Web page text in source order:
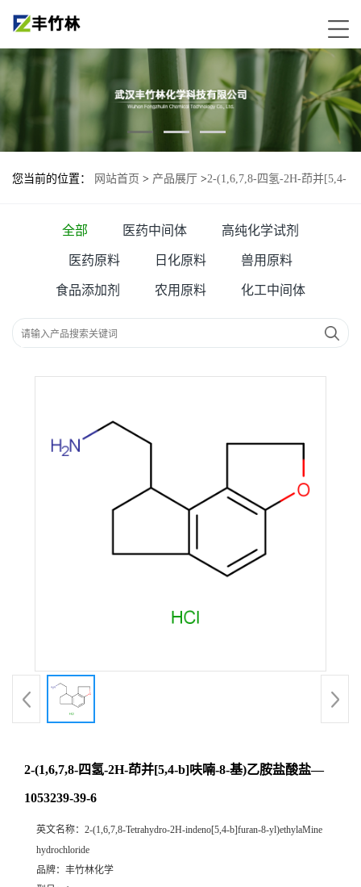
您当前的位置： 网站首页 > 产品展厅 >2-(1,6,7,8-四氢-2H-茚并[5,4-
全部 医药中间体 高纯化学试剂
医药原料 日化原料 兽用原料
食品添加剂 农用原料 化工中间体
2-(1,6,7,8-四氢-2H-茚并[5,4-b]呋喃-8-基)乙胺盐酸盐—
1053239-39-6
英文名称： 2-(1,6,7,8-Tetrahydro-2H-indeno[5,4-b]furan-8-yl)ethylaMine
hydrochloride
品牌： 丰竹林化学